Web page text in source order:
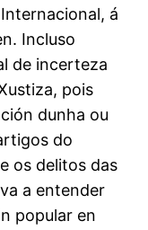
á
Incluso
de incerteza
pois
dunha ou
do
os delitos das
a entender
popular en